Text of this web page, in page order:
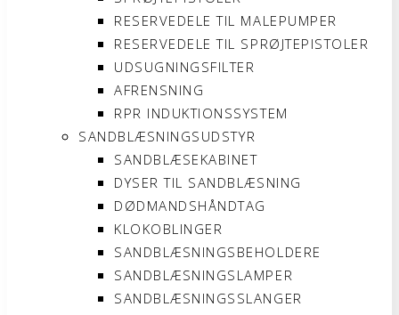
RESERVEDELE TIL MALEPUMPER
RESERVEDELE TIL SPRØJTEPISTOLER
UDSUGNINGSFILTER
AFRENSNING
RPR INDUKTIONSSYSTEM
SANDBLÆSNINGSUDSTYR
SANDBLÆSEKABINET
DYSER TIL SANDBLÆSNING
DØDMANDSHÅNDTAG
KLOKOBLINGER
SANDBLÆSNINGSBEHOLDERE
SANDBLÆSNINGSLAMPER
SANDBLÆSNINGSSLANGER